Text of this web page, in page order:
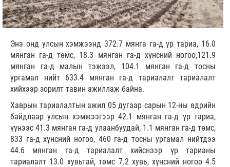
Энэ онд улсын хэмжээнд 372.7 мянга га-д үр тариа, 16.0
мянган га-д төмс, 18.3 мянган га-д хүнсний ногоо,121.9
мянган га-д малын тэжээл, 104.1 мянган га-д тосны
ургамал нийт 633.4 мянган га-д тариалалт тариалалт
хийхээр зорилт тавин ажиллаж байна.
Хаврын тариалалтын ажил 05 дугаар сарын 12-ны өдрийн
байдлаар улсын хэмжээгээр 42.1 мянган га-д үр тариа,
үүнээс 41.3 мянган га-д улаанбуудай, 1.1 мянган га-д төмс,
833 га-д хүнсний ногоо, 460 га-д тосны ургамал нийтдээ
44.6 мянган га-д тариалалт хийснээр үр тарианы
тариалалт 13.0 хувьтай, төмс 7.2 хувь, хүнсний ногоо 4.5